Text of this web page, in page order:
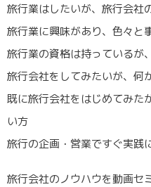
旅行業はしたいが、旅行会社
旅行業に興味があり、色々と
旅行業の資格は持っているが
旅行会社をしてみたいが、何
既に旅行会社をはじめてみた
い方
旅行の企画・営業ですぐ実践
旅行会社のノウハウを動画セ